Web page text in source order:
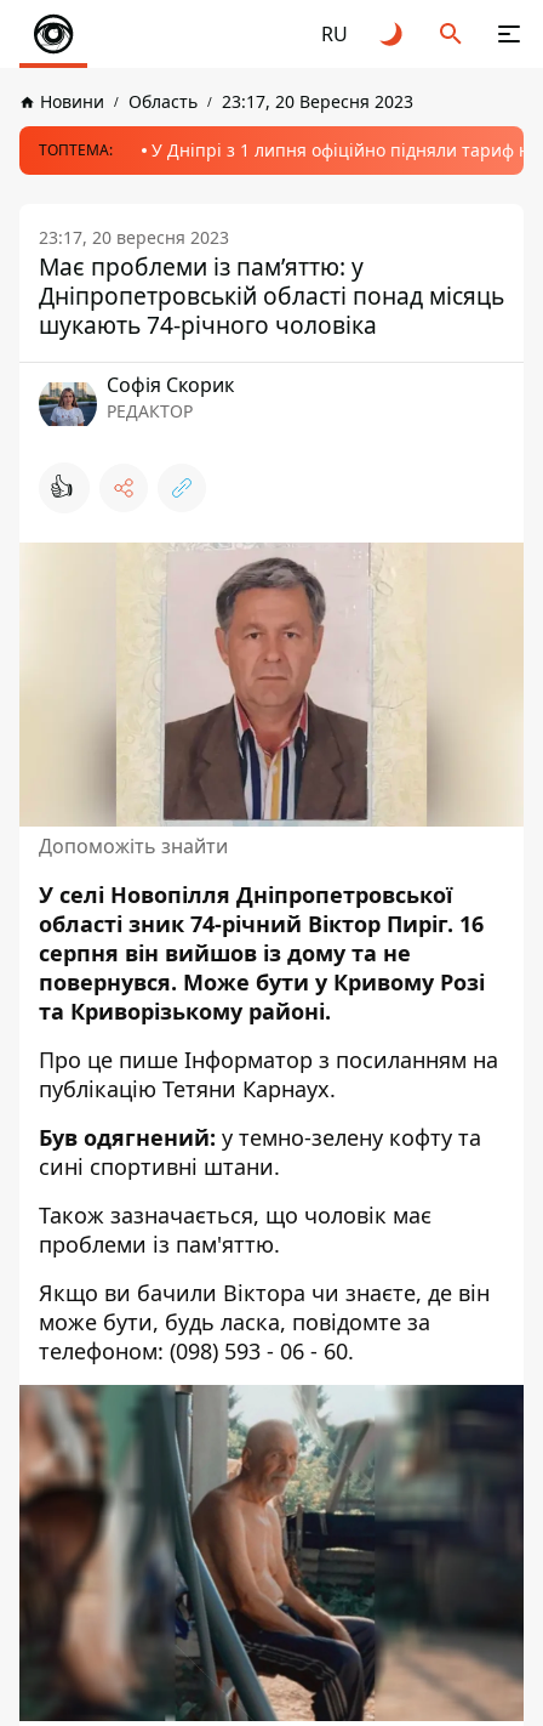
RU
Новини Область 23:17, 20 Вересня 2023
ТОПТЕМА: У Дніпрі з 1 липня офіційно підняли тариф
23:17, 20 вересня 2023
Має проблеми із пам’яттю: у
Дніпропетровській області понад місяць
шукають 74-річного чоловіка
Софія Скорик
РЕДАКТОР
👍
Допоможіть знайти
У селі Новопілля Дніпропетровської
області зник 74-річний Віктор Пиріг. 16
серпня він вийшов із дому та не
повернувся. Може бути у Кривому Розі
та Криворізькому районі.
Про це пише Інформатор з посиланням на
публікацію Тетяни Карнаух.
Був одягнений: у темно-зелену кофту та
сині спортивні штани.
Також зазначається, що чоловік має
проблеми із пам'яттю.
Якщо ви бачили Віктора чи знаєте, де він
може бути, будь ласка, повідомте за
телефоном: (098) 593 - 06 - 60.